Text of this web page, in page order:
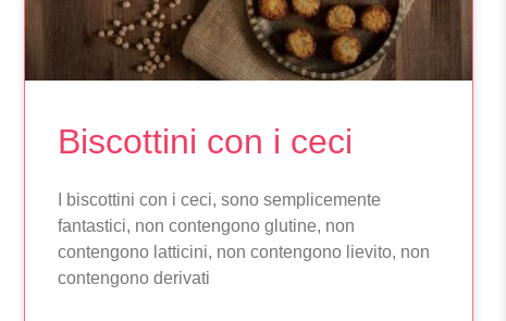
Biscottini con i ceci
I biscottini con i ceci, sono semplicemente
fantastici, non contengono glutine, non
contengono latticini, non contengono lievito, non
contengono derivati